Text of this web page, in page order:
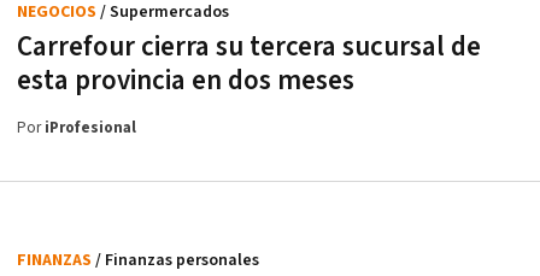
Carrefour cierra su tercera sucursal de
esta provincia en dos meses
NEGOCIOS / Supermercados
PoriProfesional
FINANZAS / Finanzas personales